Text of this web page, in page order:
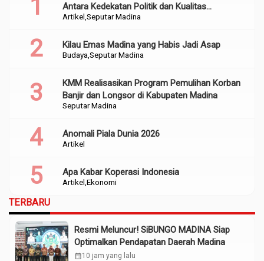
Artikel Seputar Madina
Antara Kedekatan Politik dan Kualitas
Perencanaan
Budaya Seputar Madina
Kilau Emas Madina yang Habis Jadi Asap
Seputar Madina
KMM Realisasikan Program Pemulihan Korban
Banjir dan Longsor di Kabupaten Madina
Artikel
Anomali Piala Dunia 2026
Artikel Ekonomi
Apa Kabar Koperasi Indonesia
TERBARU
Resmi Meluncur! SiBUNGO MADINA Siap
Optimalkan Pendapatan Daerah Madina
calendar_month10 jam yang lalu